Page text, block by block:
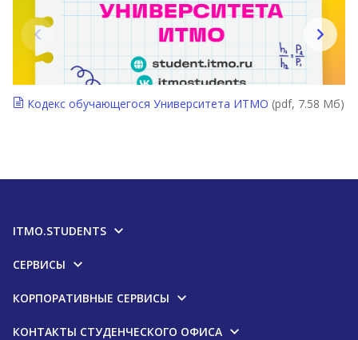
Кодекс обучающегося Университета ИТМО (pdf, 7.58 Мб)
ITMO.STUDENTS
СЕРВИСЫ
КОРПОРАТИВНЫЕ СЕРВИСЫ
КОНТАКТЫ СТУДЕНЧЕСКОГО ОФИСА